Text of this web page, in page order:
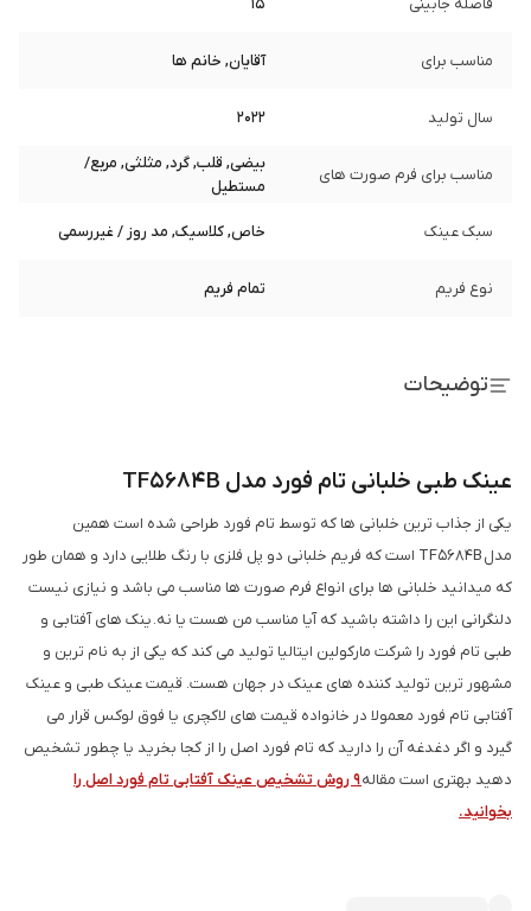
فاصله جابینی 15
مناسب برای آقایان, خانم ها
سال تولید 2022
مناسب برای فرم صورت های
بیضی, قلب, گرد, مثلثی, مربع/
مستطیل
سبک عینک خاص, کلاسیک, مد روز / غیررسمی
نوع فریم تمام فریم
توضیحات
عینک طبی خلبانی تام فورد مدل TF5684B
یکی از جذاب ترین خلبانی ها که توسط تام فورد طراحی شده است همین
مدل TF5684B است که فریم خلبانی دو پل فلزی با رنگ طلایی دارد و همان طور
که میدانید خلبانی ها برای انواع فرم صورت ها مناسب می باشد و نیازی نیست
دلنگرانی این را داشته باشید که آیا مناسب من هست یا نه. ینک های آفتابی و
طبی تام فورد را شرکت مارکولین ایتالیا تولید می کند که یکی از به نام ترین و
مشهور ترین تولید کننده های عینک در جهان هست. قیمت عینک طبی و عینک
آفتابی تام فورد معمولا در خانواده قیمت های لاکچری یا فوق لوکس قرار می
گیرد و اگر دغدغه آن را دارید که تام فورد اصل را از کجا بخرید یا چطور تشخیص
دهید بهتری است مقاله
9 روش تشخیص عینک آفتابی تام فورد اصل را
بخوانید.